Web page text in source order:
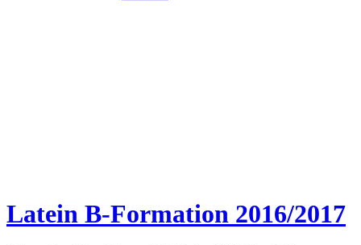
Latein B-Formation 2016/2017